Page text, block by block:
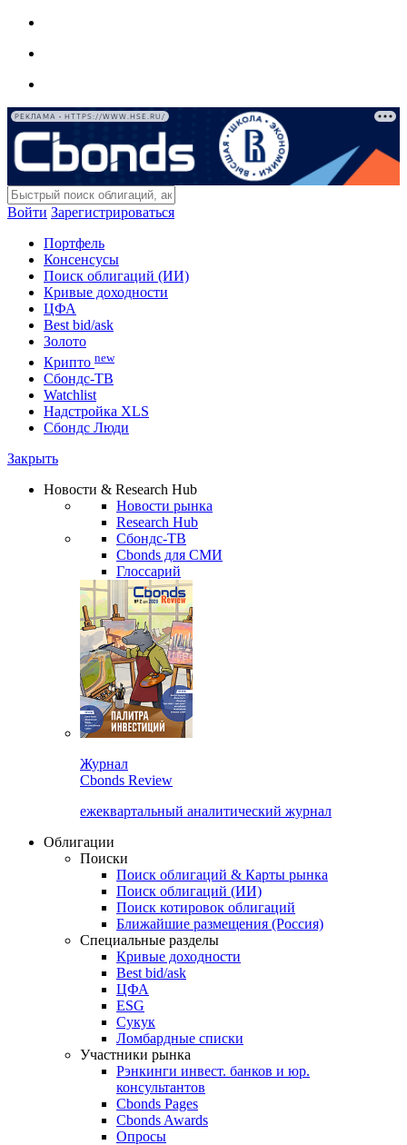
РЕКЛАМА • HTTPS://WWW.HSE.RU/
Войти Зарегистрироваться
Портфель
Консенсусы
Поиск облигаций (ИИ)
Кривые доходности
ЦФА
Best bid/ask
Золото
Крипто new
Сбондс-ТВ
Watchlist
Надстройка XLS
Сбондс Люди
Закрыть
Новости & Research Hub
Новости рынка
Research Hub
Сбондс-ТВ
Cbonds для СМИ
Глоссарий
Журнал
Cbonds Review
ежеквартальный аналитический журнал
Облигации
Поиски
Поиск облигаций & Карты рынка
Поиск облигаций (ИИ)
Поиск котировок облигаций
Ближайшие размещения (Россия)
Специальные разделы
Кривые доходности
Best bid/ask
ЦФА
ESG
Сукук
Ломбардные списки
Участники рынка
Рэнкинги инвест. банков и юр.
консультантов
Cbonds Pages
Cbonds Awards
Опросы